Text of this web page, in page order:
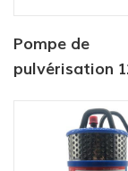
Pompe de
pulvérisation
diaphragme de
puissance DC